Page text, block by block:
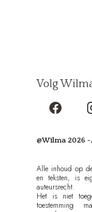
Volg
@Wilma 2026
Alle inhoud op
en teksten, is
auteursrecht.
Het is niet
toestemming